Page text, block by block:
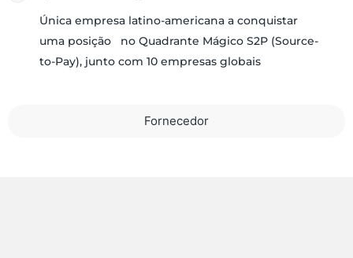
Fornecedor
Única empresa latino-americana a conquistar
uma posição no Quadrante Mágico S2P (Source-
to-Pay), junto com 10 empresas globais